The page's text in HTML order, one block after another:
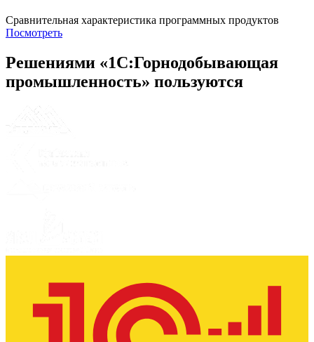
Сравнительная характеристика программных продуктов
Посмотреть
Решениями «1С:Горнодобывающая
промышленность» пользуются